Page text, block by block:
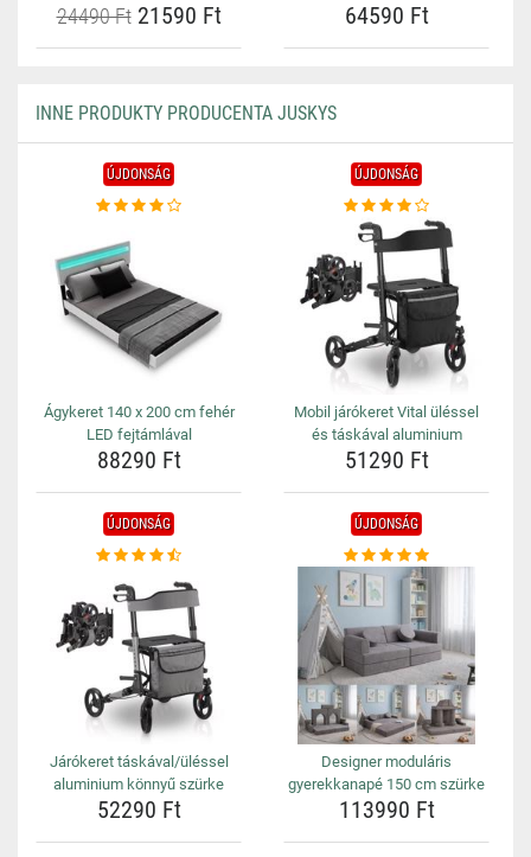
24490 Ft21590 Ft 64590 Ft
INNE PRODUKTY PRODUCENTA JUSKYS
ÚJDONSÁG
Ágykeret 140 x 200 cm fehér
LED fejtámlával
88290 Ft
ÚJDONSÁG
Mobil járókeret Vital üléssel
és táskával aluminium
51290 Ft
ÚJDONSÁG
Járókeret táskával/üléssel
aluminium könnyű szürke
52290 Ft
ÚJDONSÁG
Designer moduláris
gyerekkanapé 150 cm szürke
113990 Ft